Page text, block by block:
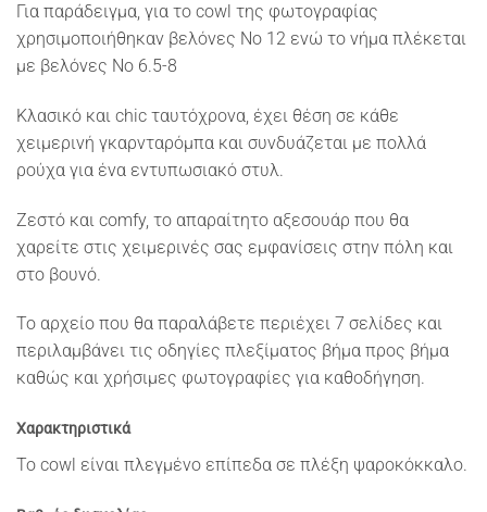
Για παράδειγμα, για το cowl της φωτογραφίας
χρησιμοποιήθηκαν βελόνες Νο 12 ενώ το νήμα πλέκεται
με βελόνες Νο 6.5-8
Κλασικό και chic ταυτόχρονα, έχει θέση σε κάθε
χειμερινή γκαρνταρόμπα και συνδυάζεται με πολλά
ρούχα για ένα εντυπωσιακό στυλ.
Ζεστό και comfy, το απαραίτητο αξεσουάρ που θα
χαρείτε στις χειμερινές σας εμφανίσεις στην πόλη και
στο βουνό.
Το αρχείο που θα παραλάβετε περιέχει 7 σελίδες και
περιλαμβάνει τις οδηγίες πλεξίματος βήμα προς βήμα
καθώς και χρήσιμες φωτογραφίες για καθοδήγηση.
Χαρακτηριστικά
Το cowl είναι πλεγμένο επίπεδα σε πλέξη ψαροκόκκαλο.